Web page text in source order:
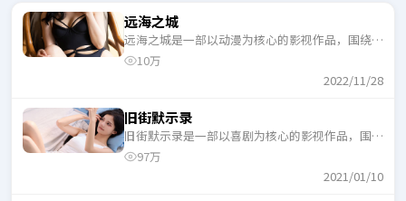
远海之城
远海之城是一部以动漫为核心的影视作品，围绕危
机、反转与人物成长展开，整体节奏紧凑，适合一
10万
2022/11/28
旧街默示录
旧街默示录是一部以喜剧为核心的影视作品，围绕
危机、反转与人物成长展开，整体节奏紧凑，适合
97万
2021/01/10